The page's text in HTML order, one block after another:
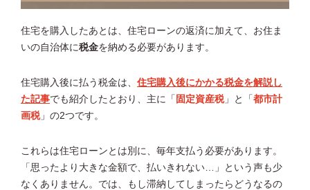
住宅を購入したあとは、住宅ローンの返済に加えて、お住ま
いの自治体に税金を納める必要があります。
住宅購入後に払う税金は、 住宅購入後にかかる税金を解説し
た記事でも紹介したとおり、主に「 固定資産税」と「都市計
画税」の2つです。
これらは住宅ローンとは別に、毎年支払う必要があります。
「思ったより大きな金額で、払いきれない…」という声も少
なくありません。では、もし滞納してしまったらどうなるの